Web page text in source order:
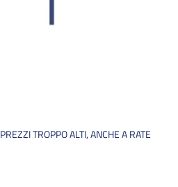
PREZZI TROPPO ALTI, ANCHE A RATE